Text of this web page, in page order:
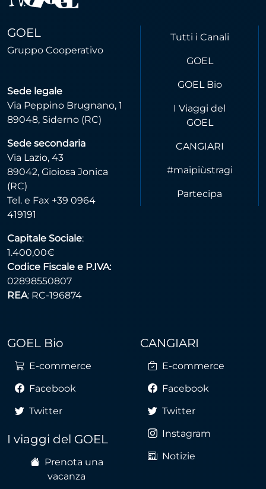
GOEL
Gruppo Cooperativo
Sede legale
Via Peppino Brugnano, 1
89048, Siderno (RC)
Sede secondaria
Via Lazio, 43
89042, Gioiosa Jonica
(RC)
Tel. e Fax +39 0964
419191
Capitale Sociale:
1.400,00€
Codice Fiscale e P.IVA:
02898550807
REA: RC-196874
Tutti i Canali
GOEL
GOEL Bio
I Viaggi del
GOEL
CANGIARI
#maipiùstragi
Partecipa
GOEL Bio
E-commerce
Facebook
Twitter
I viaggi del GOEL
Prenota una
vacanza
CANGIARI
E-commerce
Facebook
Twitter
Instagram
Notizie